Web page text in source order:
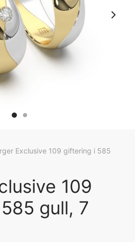
Exclusive 109 giftering i 585
109
gull, 7